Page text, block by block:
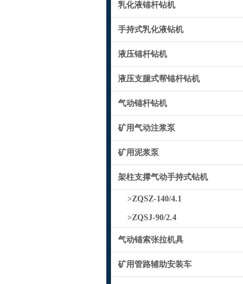
乳化液锚杆钻机
手持式乳化液钻机
液压锚杆钻机
液压支腿式帮锚杆钻机
气动锚杆钻机
矿用气动注浆泵
矿用泥浆泵
架柱支撑气动手持式钻机
>ZQSZ-140/4.1
>ZQSJ-90/2.4
气动锚索张拉机具
矿用管路辅助安装车